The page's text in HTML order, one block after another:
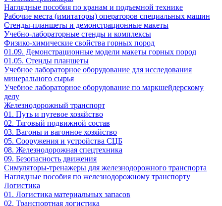
Наглядные пособия по кранам и подъемной технике
Рабочие места (имитаторы) операторов специальных машин
Стенды-планшеты и демонстрационные макеты
Учебно-лабораторные стенды и комплексы
Физико-химические свойства горных пород
01.09. Демонстрационные модели макеты горных пород
01.05. Стенды планшеты
Учебное лабораторное оборудование для исследования
минерального сырья
Учебное лабораторное оборудование по маркшейдерскому
делу
Железнодорожный транспорт
01. Путь и путевое хозяйство
02. Тяговый подвижной состав
03. Вагоны и вагонное хозяйство
05. Сооружения и устройства СЦБ
08. Железнодорожная спецтехника
09. Безопасность движения
Симуляторы-тренажеры для железнодорожного транспорта
Наглядные пособия по железнодорожному транспорту
Логистика
01. Логистика материальных запасов
02. Транспортная логистика